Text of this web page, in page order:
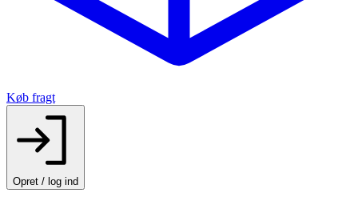
Køb fragt
Opret / log ind